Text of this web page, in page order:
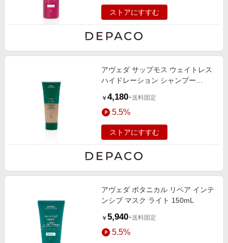
ストアにすすむ
アヴェダ サップモス ウェイトレス
ハイドレーション シャンプー
￥ 4,180+送料固定
5.5%
ストアにすすむ
アヴェダ ボタニカル リペア インテ
ンシブ マスク ライト 150mL
￥ 5,940+送料固定
5.5%